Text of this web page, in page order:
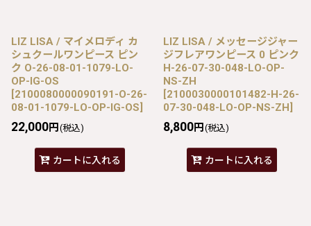
LIZ LISA / マイメロディ カ
シュクールワンピース ピン
ク O-26-08-01-1079-LO-
OP-IG-OS
[2100080000090191-O-26-
08-01-1079-LO-OP-IG-OS]
22,000円 (税込)
カートに入れる
LIZ LISA / メッセージジャー
ジフレアワンピース 0 ピンク
H-26-07-30-048-LO-OP-
NS-ZH
[2100030000101482-H-26-
07-30-048-LO-OP-NS-ZH]
8,800円 (税込)
カートに入れる